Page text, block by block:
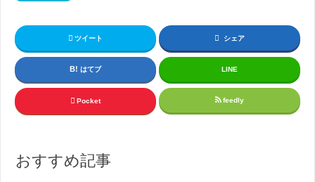
ツイート シェア
はてブ LINE
Pocket feedly
おすすめ記事